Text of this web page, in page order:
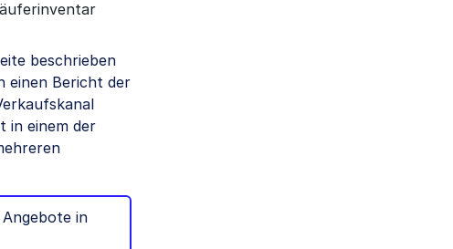
beschrieben
einen Bericht der
in einem der
in